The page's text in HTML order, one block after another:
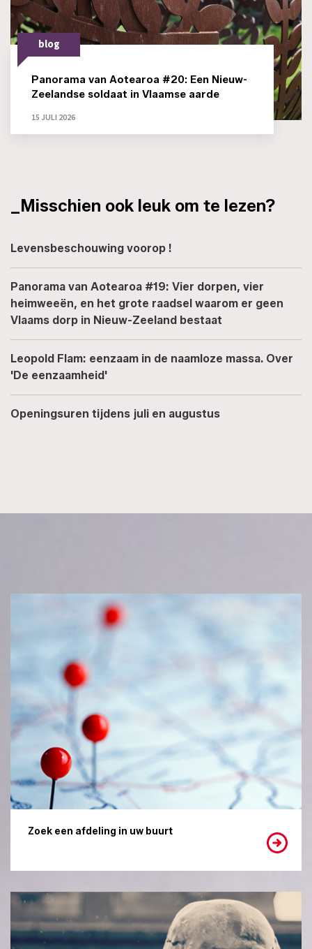
blog
Panorama van Aotearoa #20: Een Nieuw-
Zeelandse soldaat in Vlaamse aarde
15 JULI 2026
_Misschien ook leuk om te lezen?
Levensbeschouwing voorop !
Panorama van Aotearoa #19: Vier dorpen, vier
heimweeën, en het grote raadsel waarom er geen
Vlaams dorp in Nieuw-Zeeland bestaat
Leopold Flam: eenzaam in de naamloze massa. Over
'De eenzaamheid'
Openingsuren tijdens juli en augustus
Zoek een afdeling in uw buurt